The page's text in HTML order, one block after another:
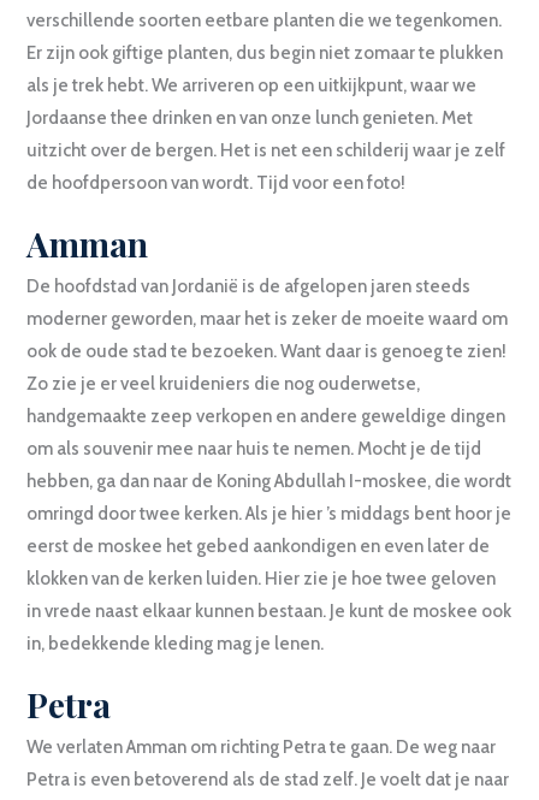
verschillende soorten eetbare planten die we tegenkomen.
Er zijn ook giftige planten, dus begin niet zomaar te plukken
als je trek hebt. We arriveren op een uitkijkpunt, waar we
Jordaanse thee drinken en van onze lunch genieten. Met
uitzicht over de bergen. Het is net een schilderij waar je zelf
de hoofdpersoon van wordt. Tijd voor een foto!
Amman
De hoofdstad van Jordanië is de afgelopen jaren steeds
moderner geworden, maar het is zeker de moeite waard om
ook de oude stad te bezoeken. Want daar is genoeg te zien!
Zo zie je er veel kruideniers die nog ouderwetse,
handgemaakte zeep verkopen en andere geweldige dingen
om als souvenir mee naar huis te nemen. Mocht je de tijd
hebben, ga dan naar de Koning Abdullah I-moskee, die wordt
omringd door twee kerken. Als je hier ’s middags bent hoor je
eerst de moskee het gebed aankondigen en even later de
klokken van de kerken luiden. Hier zie je hoe twee geloven
in vrede naast elkaar kunnen bestaan. Je kunt de moskee ook
in, bedekkende kleding mag je lenen.
Petra
We verlaten Amman om richting Petra te gaan. De weg naar
Petra is even betoverend als de stad zelf. Je voelt dat je naar